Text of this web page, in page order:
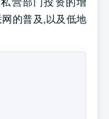
网的普及,以及低地